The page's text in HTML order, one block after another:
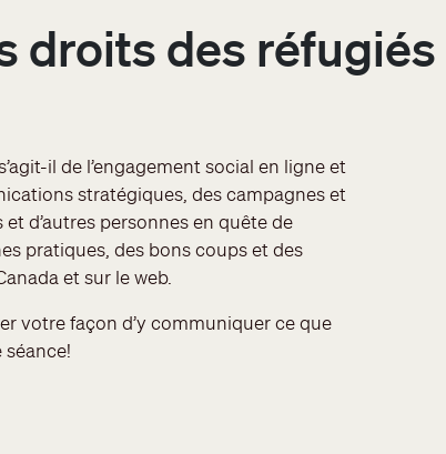
droits des réfugiés
il de l’engagement social en ligne et
stratégiques, des campagnes et
d’autres personnes en quête de
pratiques, des bons coups et des
et sur le web.
votre façon d’y communiquer ce que